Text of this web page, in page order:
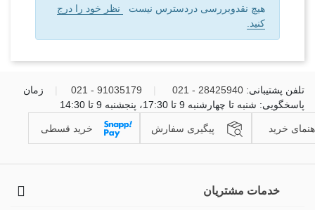
هیچ نقدوبررسی دردسترس نیست
نظر خود را درج
کنید.
تلفن پشتیبانی: 28425940 - 021
91035179 - 021
زمان
پاسخگویی: شنبه تا چهارشنبه 9 تا 17:30، پنجشنبه 9 تا 14:30
خرید پیگیری سفارش خرید قسطی
خدمات مشتریان